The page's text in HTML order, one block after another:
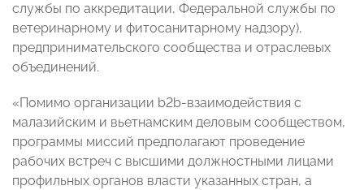
службы по аккредитации, Федеральной службы по
ветеринарному и фитосанитарному надзору),
предпринимательского сообщества и отраслевых
объединений.
«Помимо организации b2b-взаимодействия с
малазийским и вьетнамским деловым сообществом,
программы миссий предполагают проведение
рабочих встреч с высшими должностными лицами
профильных органов власти указанных стран, а